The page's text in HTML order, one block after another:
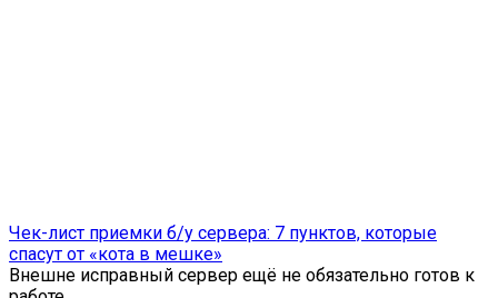
Чек-лист приемки б/у сервера: 7 пунктов, которые
спасут от «кота в мешке»
Внешне исправный сервер ещё не обязательно готов к